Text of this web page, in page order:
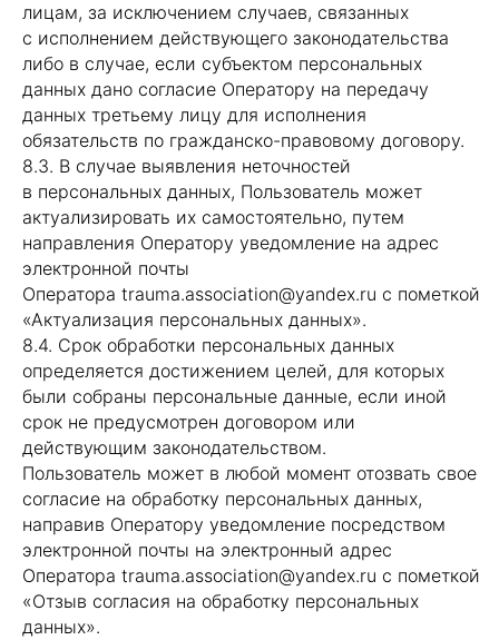
лицам, за исключением случаев, связанных
с исполнением действующего законодательства
либо в случае, если субъектом персональных
данных дано согласие Оператору на передачу
данных третьему лицу для исполнения
обязательств по гражданско-правовому договору.
8.3. В случае выявления неточностей
в персональных данных, Пользователь может
актуализировать их самостоятельно, путем
направления Оператору уведомление на адрес
электронной почты
Оператора trauma.association@yandex.ru с пометкой
«Актуализация персональных данных».
8.4. Срок обработки персональных данных
определяется достижением целей, для которых
были собраны персональные данные, если иной
срок не предусмотрен договором или
действующим законодательством.
Пользователь может в любой момент отозвать свое
согласие на обработку персональных данных,
направив Оператору уведомление посредством
электронной почты на электронный адрес
Оператора trauma.association@yandex.ru с пометкой
«Отзыв согласия на обработку персональных
данных».